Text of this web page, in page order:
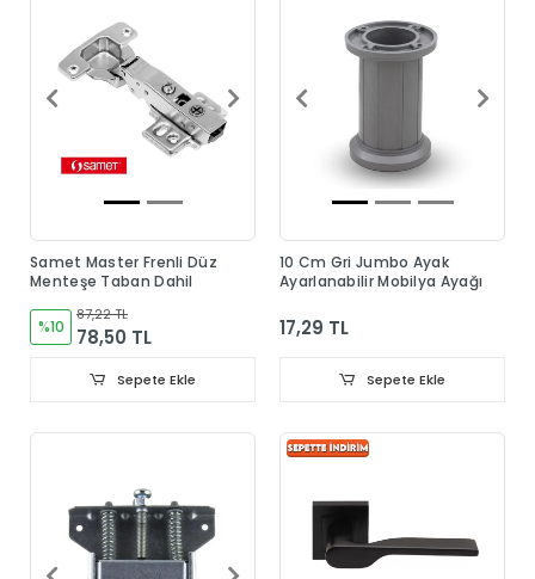
Samet Master Frenli Düz
Menteşe Taban Dahil
%10
87,22 TL
78,50 TL
Sepete Ekle
10 Cm Gri Jumbo Ayak
Ayarlanabilir Mobilya Ayağı
17,29 TL
Sepete Ekle